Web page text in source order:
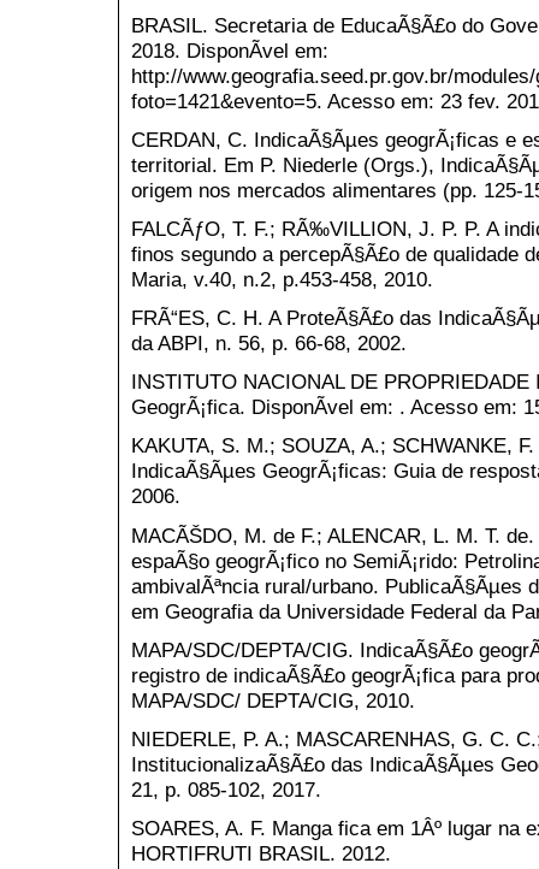
BRASIL. Secretaria de EducaÃ§Ã£o do
2018. DisponÃ­vel em:
http://www.geografia.seed.pr.gov.br/
foto=1421&evento=5. Acesso em: 23 fev.
CERDAN, C. IndicaÃ§Ãµes geogrÃ¡ficas e
territorial. Em P. Niederle (Orgs.),
origem nos mercados alimentares (pp. 125-
FALCÃƒO, T. F.; RÃ‰VILLION, J. P. P. A
finos segundo a percepÃ§Ã£o de qualidade
Maria, v.40, n.2, p.453-458, 2010.
FRÃ“ES, C. H. A ProteÃ§Ã£o das
da ABPI, n. 56, p. 66-68, 2002.
INSTITUTO NACIONAL DE
GeogrÃ¡fica. DisponÃ­vel em: . Acesso em:
KAKUTA, S. M.; SOUZA, A.; SCHWANKE,
IndicaÃ§Ãµes GeogrÃ¡ficas: Guia de
2006.
MACÃŠDO, M. de F.; ALENCAR, L. M. T.
espaÃ§o geogrÃ¡fico no SemiÃ¡rido:
ambivalÃªncia rural/urbano. PublicaÃ§Ãµes
em Geografia da Universidade Federal da
MAPA/SDC/DEPTA/CIG. IndicaÃ§Ã£o
registro de indicaÃ§Ã£o geogrÃ¡fica para
MAPA/SDC/ DEPTA/CIG, 2010.
NIEDERLE, P. A.; MASCARENHAS, G. C.
InstitucionalizaÃ§Ã£o das IndicaÃ§Ãµes
21, p. 085-102, 2017.
SOARES, A. F. Manga fica em 1Âº lugar na
HORTIFRUTI BRASIL. 2012.